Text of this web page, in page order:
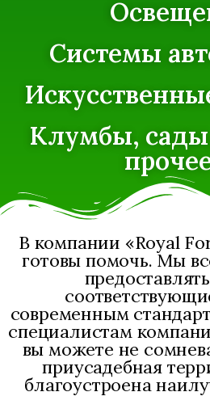
Системы
Клумбы,
В компании «Royal
готовы помочь. Мы
современным
специалистам
вы можете не
приусадебная
благоустроена